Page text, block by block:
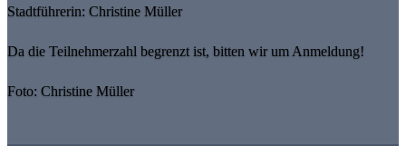
Stadtführerin: Christine Müller
Da die Teilnehmerzahl begrenzt ist, bitten wir um Anmeldung!
Foto: Christine Müller